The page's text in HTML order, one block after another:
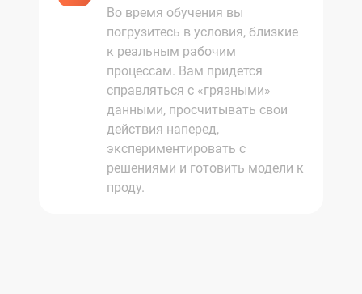
Во время обучения вы
погрузитесь в условия, близкие
к реальным рабочим
процессам. Вам придется
справляться с «грязными»
данными, просчитывать свои
действия наперед,
экспериментировать с
решениями и готовить модели к
проду.